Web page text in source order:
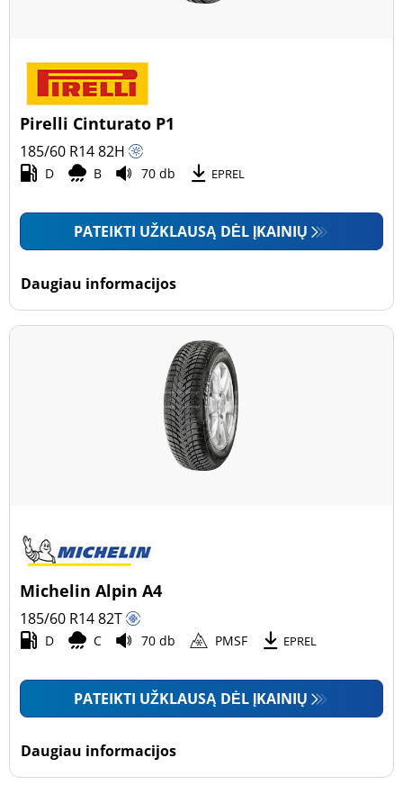
Pirelli Cinturato P1
185/60 R1482H
D B 70 db EPREL
PATEIKTI UŽKLAUSĄ DĖL ĮKAINIŲ
Daugiau informacijos
Michelin Alpin A4
185/60 R1482T
D C 70 db PMSF EPREL
PATEIKTI UŽKLAUSĄ DĖL ĮKAINIŲ
Daugiau informacijos